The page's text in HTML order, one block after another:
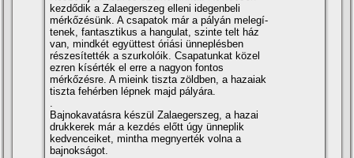
kezdődik a Zalaegerszeg elleni idegenbeli
mérkőzésünk. A csapatok már a pályán melegí­
tenek, fantasztikus a hangulat, szinte telt ház
van, mindkét együttest óriási ünneplésben
részesí­tették a szurkolóik. Csapatunkat közel
ezren kí­sérték el erre a nagyon fontos
mérkőzésre. A mieink tiszta zöldben, a hazaiak
tiszta fehérben lépnek majd pályára.
.
Bajnokavatásra készül Zalaegerszeg, a hazai
drukkerek már a kezdés előtt úgy ünneplik
kedvenceiket, mintha megnyerték volna a
bajnokságot.